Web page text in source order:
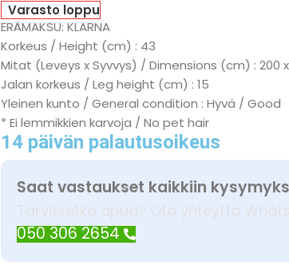
Varasto loppu
ERÄMAKSU: KLARNA
Korkeus / Height (cm) : 43
Mitat (Leveys x Syvvys) / Dimensions (cm) : 200
Jalan korkeus / Leg height (cm) : 15
Yleinen kunto / General condition : Hyvä / Good
* Ei lemmikkien karvoja / No pet hair
14 päivän palautusoikeus
Saat vastaukset kaikkiin
Tarvitsetko apua? Ota yhteyttä
050 306 2654